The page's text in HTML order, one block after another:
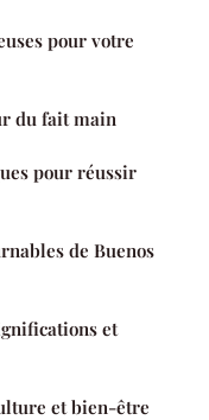
pour votre
du fait main
pour réussir
de Buenos
et
et bien-être